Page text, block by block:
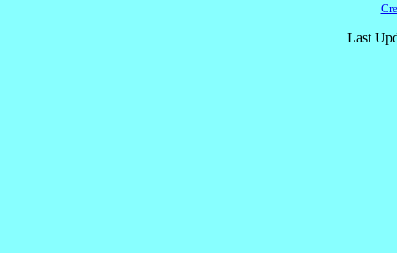
Last